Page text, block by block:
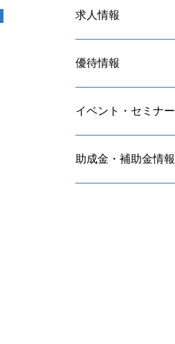
求人情報
優待情報
イベント・セミナー
助成金・補助金情報